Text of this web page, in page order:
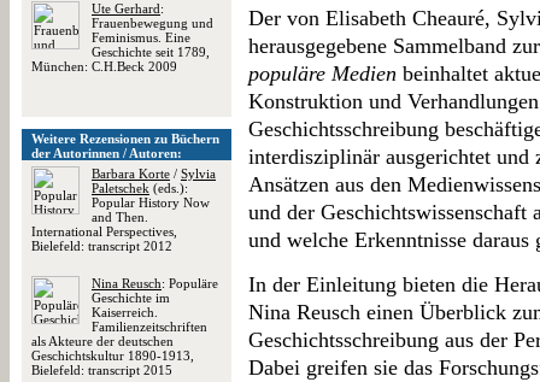
Ute Gerhard:
Frauenbewegung und
Feminismus. Eine
Geschichte seit 1789,
München: C.H.Beck 2009
Weitere Rezensionen zu Büchern
der Autorinnen / Autoren:
Barbara Korte / Sylvia
Paletschek (eds.):
Popular History Now
and Then.
International Perspectives,
Bielefeld: transcript 2012
Nina Reusch: Populäre
Geschichte im
Kaiserreich.
Familienzeitschriften
als Akteure der deutschen
Geschichtskultur 1890-1913,
Bielefeld: transcript 2015
Der von Elisabeth Cheauré,
herausgegebene Sammelband
populäre Medien beinhaltet
Konstruktion und
Geschichtsschreibung
interdisziplinär ausgerichtet
Ansätzen aus den
und der Geschichtswissenschaft
und welche Erkenntnisse daraus
In der Einleitung bieten die
Nina Reusch einen Überblick
Geschichtsschreibung aus der
Dabei greifen sie das